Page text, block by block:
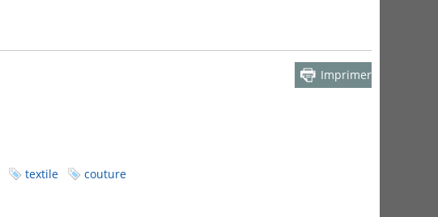
Imprimer
textile couture